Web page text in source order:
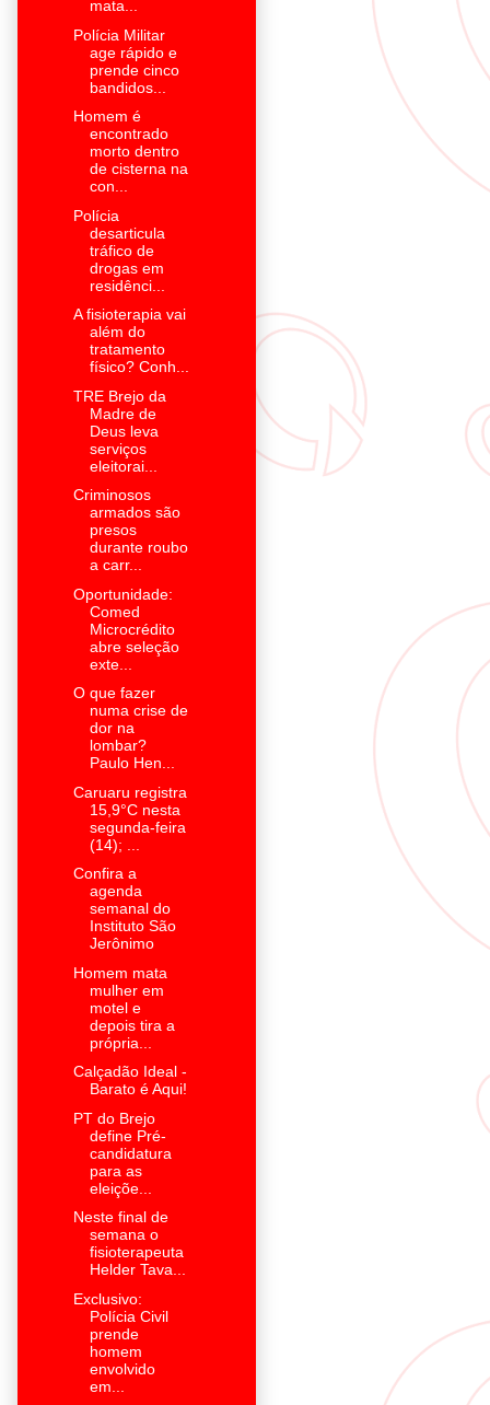
mata...
Polícia Militar
age rápido e
prende cinco
bandidos...
Homem é
encontrado
morto dentro
de cisterna na
con...
Polícia
desarticula
tráfico de
drogas em
residênci...
A fisioterapia vai
além do
tratamento
físico? Conh...
TRE Brejo da
Madre de
Deus leva
serviços
eleitorai...
Criminosos
armados são
presos
durante roubo
a carr...
Oportunidade:
Comed
Microcrédito
abre seleção
exte...
O que fazer
numa crise de
dor na
lombar?
Paulo Hen...
Caruaru registra
15,9°C nesta
segunda-feira
(14); ...
Confira a
agenda
semanal do
Instituto São
Jerônimo
Homem mata
mulher em
motel e
depois tira a
própria...
Calçadão Ideal -
Barato é Aqui!
PT do Brejo
define Pré-
candidatura
para as
eleiçõe...
Neste final de
semana o
fisioterapeuta
Helder Tava...
Exclusivo:
Polícia Civil
prende
homem
envolvido
em...